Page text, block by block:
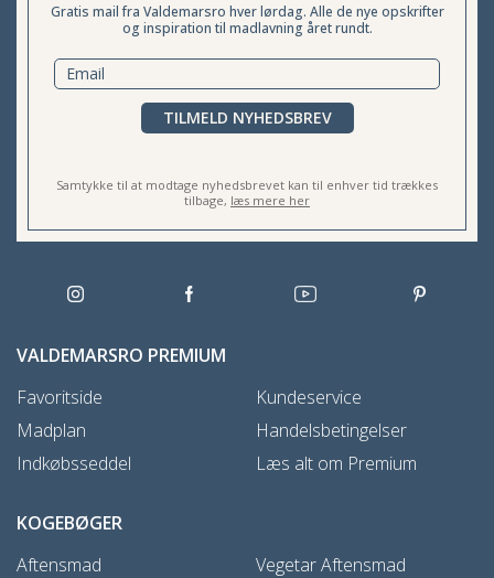
Gratis mail fra Valdemarsro hver lørdag. Alle de nye opskrifter
og inspiration til madlavning året rundt.
TILMELD NYHEDSBREV
Samtykke til at modtage nyhedsbrevet kan til enhver tid trækkes
tilbage, læs mere her
VALDEMARSRO PREMIUM
Favoritside
Madplan
Indkøbsseddel
Kundeservice
Handelsbetingelser
Læs alt om Premium
KOGEBØGER
Aftensmad
Vegetar Aftensmad